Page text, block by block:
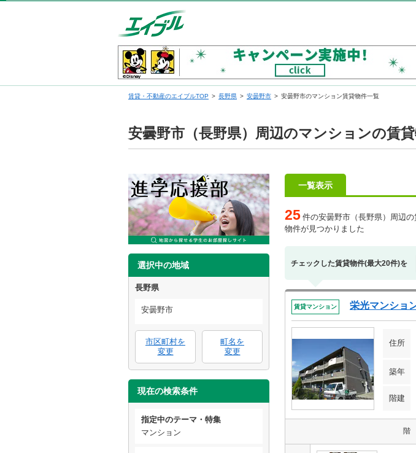
賃貸・不動産のエイブルTOP 長野県 安曇野市 安曇野市のマンション賃貸物件一覧
安曇野市（長野県）周辺のマンションの賃
選択中の地域
長野県
安曇野市
市区町村を
変更
町名を
変更
現在の検索条件
指定中のテーマ・特集
マンション
一覧表示
25 件の安曇野市（長野県）周辺の
物件が見つかりました
チェックした賃貸物件(最大20件)を
賃貸マンション 栄光マンショ
住所
築年
階建
階